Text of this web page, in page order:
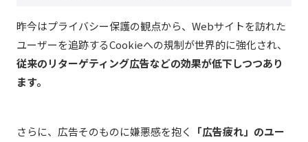
昨今はプライバシー保護の観点から、Webサイトを訪れた
ユーザーを追跡するCookieへの規制が世界的に強化され、
従来のリターゲティング広告などの効果が低下しつつあり
ます。
さらに、広告そのものに嫌悪感を抱く
「広告疲れ」のユー